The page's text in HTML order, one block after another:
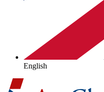
English